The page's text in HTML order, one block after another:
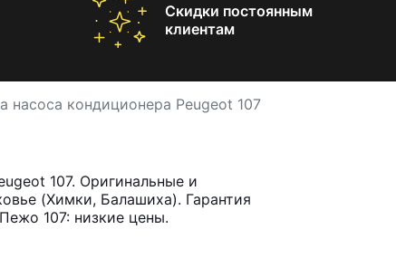
Скидки постоянным
клиентам
насоса кондиционера Peugeot 107
107. Оригинальные и
(Химки, Балашиха). Гарантия
107: низкие цены.